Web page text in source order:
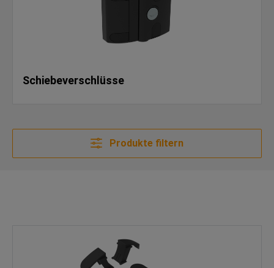
Schiebeverschlüsse
Produkte filtern